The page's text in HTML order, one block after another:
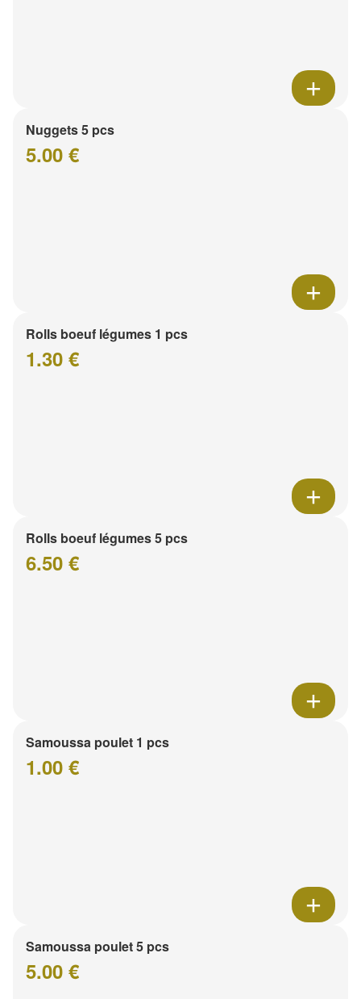
Nuggets 5 pcs
5.00 €
Rolls boeuf légumes 1 pcs
1.30 €
Rolls boeuf légumes 5 pcs
6.50 €
Samoussa poulet 1 pcs
1.00 €
Samoussa poulet 5 pcs
5.00 €